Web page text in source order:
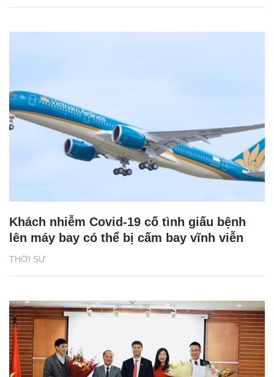
THỜI SỰ
Khách nhiễm Covid-19 cố tình giấu bệnh
lên máy bay có thể bị cấm bay vĩnh viễn